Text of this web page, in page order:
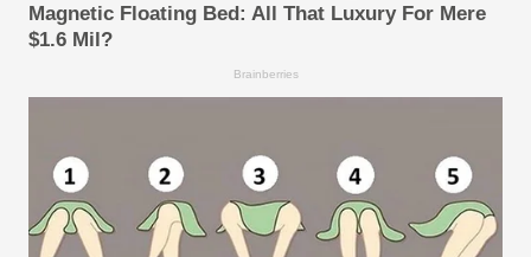
Magnetic Floating Bed: All That Luxury For Mere
$1.6 Mil?
Brainberries